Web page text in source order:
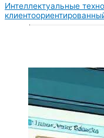
Интеллектуальные